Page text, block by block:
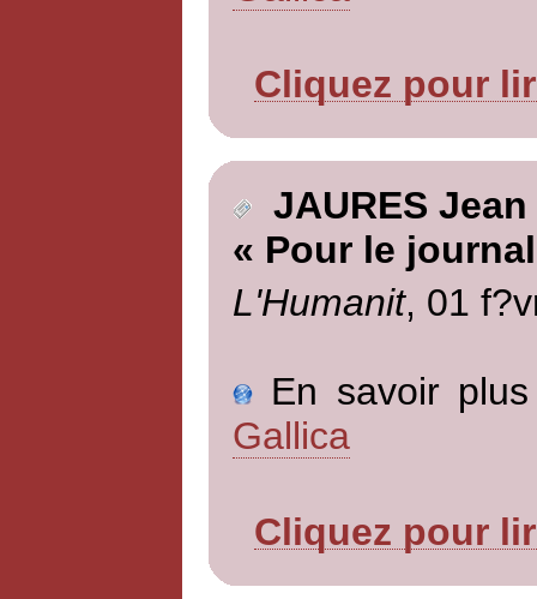
Cliquez pour
JAURES Jean
« Pour le
L'Humanit, 01
En savoir
Gallica
Cliquez pour